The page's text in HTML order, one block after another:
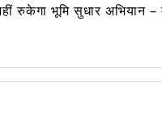
रुकेगा भूमि सुधार अभियान –